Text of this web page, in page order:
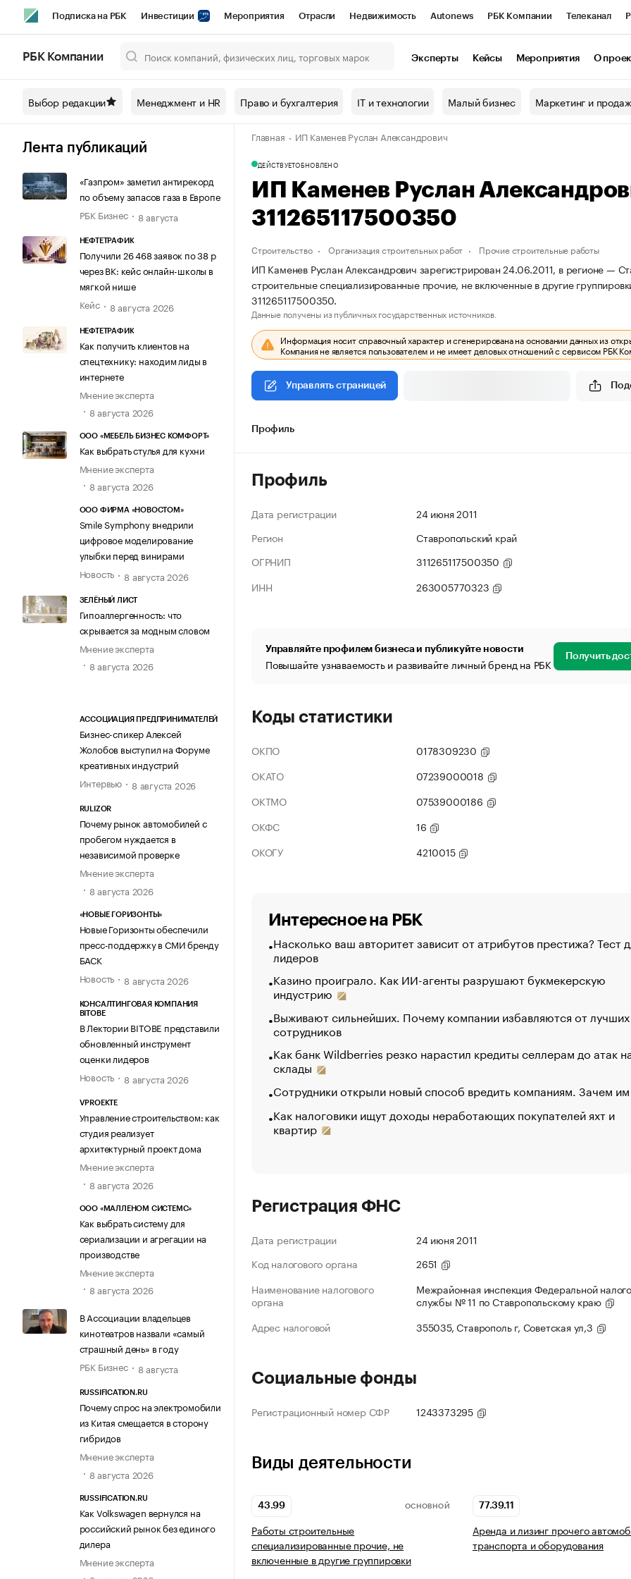
Подписка на РБК Инвестиции Мероприятия Отрасли Недвижимость Autonews РБК Компании Телеканал
Спецпроекты СПб Конференции СПб Спецпроекты Проверка контрагентов
Технологии и медиа Рынок наличной валюты
РБК Компании Эксперты Кейсы Мероприятия О
Выбор редакции Менеджмент и HR Право и бухгалтерия IT и технологии Малый бизнес Маркетинг и
Лента публикаций
«Газпром» заметил антирекорд
по объему запасов газа в Европе
РБК Бизнес
8 августа
НЕФТЕТРАФИК
Получили 26 468 заявок по 38 р
через ВК: кейс онлайн-школы в
мягкой нише
Кейс
8 августа 2026
НЕФТЕТРАФИК
Как получить клиентов на
спецтехнику: находим лиды в
интернете
Мнение эксперта
8 августа 2026
ООО «МЕБЕЛЬ БИЗНЕС КОМФОРТ»
Как выбрать стулья для кухни
Мнение эксперта
8 августа 2026
ООО ФИРМА «НОВОСТОМ»
Smile Symphony внедрили
цифровое моделирование
улыбки перед винирами
Новость
8 августа 2026
ЗЕЛЁНЫЙ ЛИСТ
Гипоаллергенность: что
скрывается за модным словом
Мнение эксперта
8 августа 2026
АССОЦИАЦИЯ ПРЕДПРИНИМАТЕЛЕЙ
Бизнес-спикер Алексей
Жолобов выступил на Форуме
креативных индустрий
Интервью
8 августа 2026
RULIZOR
Почему рынок автомобилей с
пробегом нуждается в
независимой проверке
Мнение эксперта
8 августа 2026
«НОВЫЕ ГОРИЗОНТЫ»
Новые Горизонты обеспечили
пресс-поддержку в СМИ бренду
БАСК
Новость
8 августа 2026
КОНСАЛТИНГОВАЯ КОМПАНИЯ
BITOBE
В Лектории BITOBE представили
обновленный инструмент
оценки лидеров
Новость
8 августа 2026
VPROEKTE
Управление строительством: как
студия реализует
архитектурный проект дома
Мнение эксперта
8 августа 2026
ООО «МАЛЛЕНОМ СИСТЕМС»
Как выбрать систему для
сериализации и агрегации на
производстве
Мнение эксперта
8 августа 2026
В Ассоциации владельцев
кинотеатров назвали «самый
страшный день» в году
РБК Бизнес
8 августа
RUSSIFICATION.RU
Почему спрос на электромобили
из Китая смещается в сторону
гибридов
Мнение эксперта
8 августа 2026
RUSSIFICATION.RU
Как Volkswagen вернулся на
российский рынок без единого
дилера
Мнение эксперта
Главная ИП Каменев Руслан Александрович
ДЕЙСТВУЕТОБНОВЛЕНО
ИП Каменев Руслан
311265117500350
Строительство Организация строительных работ Прочие строительные работы
ИП Каменев Руслан Александрович зарегистрирован 24.06.2011, в регионе —
строительные специализированные прочие, не включенные в другие
311265117500350.
Данные получены из публичных государственных источников.
Информация носит справочный характер и сгенерирована на основании данных из
Компания не является пользователем и не имеет деловых отношений с сервисом РБК
Управлять страницей
Профиль
Профиль
Дата регистрации
24 июня 2011
Регион
Ставропольский край
ОГРНИП
311265117500350
ИНН
263005770323
Управляйте профилем бизнеса и публикуйте новости
Повышайте узнаваемость и развивайте личный бренд на РБК Получить
Коды статистики
ОКПО
0178309230
ОКАТО
07239000018
ОКТМО
07539000186
ОКФС
16
ОКОГУ
4210015
Интересное на РБК
Насколько ваш авторитет зависит от атрибутов престижа? Тест
лидеров
Казино проиграло. Как ИИ-агенты разрушают букмекерскую
индустрию
Выживают сильнейших. Почему компании избавляются от лучших
сотрудников
Как банк Wildberries резко нарастил кредиты селлерам до атак
склады
Сотрудники открыли новый способ вредить компаниям. Зачем
Как налоговики ищут доходы неработающих покупателей яхт и
квартир
Регистрация ФНС
Дата регистрации
24 июня 2011
Код налогового органа
2651
Наименование налогового
органа
Межрайонная инспекция Федеральной
службы № 11 по Ставропольскому краю
Адрес налоговой
355035, Ставрополь г, Советская ул,3
Социальные фонды
Регистрационный номер СФР 1243373295
Виды деятельности
43.99 ОСНОВНОЙ
Работы строительные
специализированные прочие, не
включенные в другие группировки
77.39.11
Аренда и лизинг прочего
транспорта и оборудования